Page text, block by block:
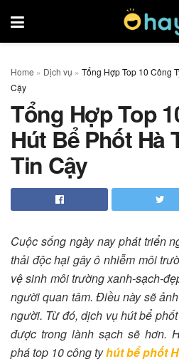
Home » Dịch vụ » Tổng Hợp Top 10 Công
Cậy
Tổng Hợp Top
Hút Bể Phốt Hà
Tin Cậy
Cuộc sống ngày nay phát triển
thải độc hại gây ô nhiễm môi
vệ sinh môi trường xanh-sạch-
người quan tâm. Điều này sẽ
người. Từ đó, dịch vụ hút bể
được trong lành sạch sẽ hơn.
phá top 10 công tyhút bể phốt